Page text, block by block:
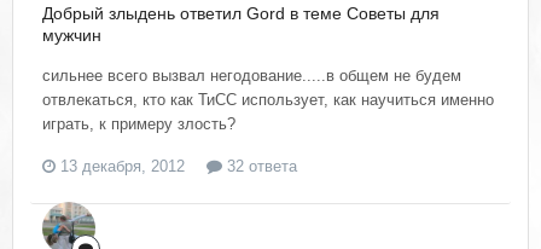
Добрый злыдень ответил Gord в теме Советы для
мужчин
сильнее всего вызвал негодование.....в общем не будем
отвлекаться, кто как ТиСС использует, как научиться именно
играть, к примеру злость?
13 декабря, 2012 32 ответа